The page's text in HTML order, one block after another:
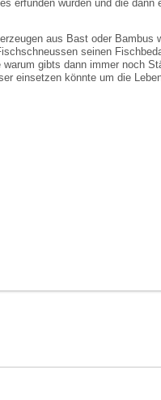
erfunden wurden und die dann
aus Bast oder Bambus
seinen
gibts dann immer noch
einsetzen könnte um die